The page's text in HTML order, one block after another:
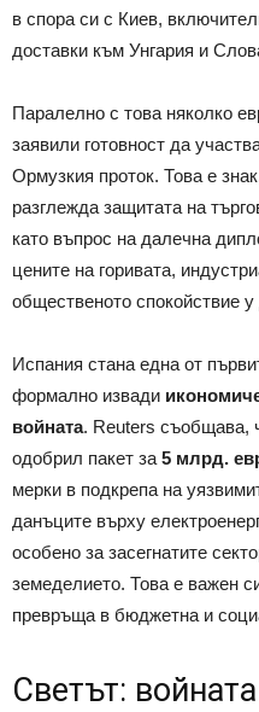
в спора си с Киев,
доставки към Унгария и
Паралелно с това няколко
заявили готовност да
Ормузкия проток. Това е
разглежда защитата на
като въпрос на далечна
цените на горивата,
общественото спокойствие
Испания стана една от
формално извади
войната. Reuters съобщава,
одобрил пакет за 5 млрд.
мерки в подкрепа на
данъците върху
особено за засегнатите
земеделието. Това е важен
превръща в бюджетна и
Светът: